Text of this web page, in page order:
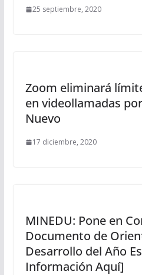
25 septiembre, 2020
Zoom eliminará
en videollamadas
Nuevo
17 diciembre, 2020
MINEDU: Pone en
Documento de
Desarrollo del Año
Información Aquí]